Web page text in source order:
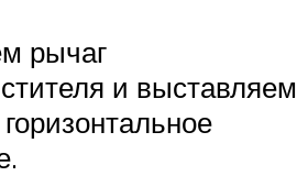
рычаг
и выставляем